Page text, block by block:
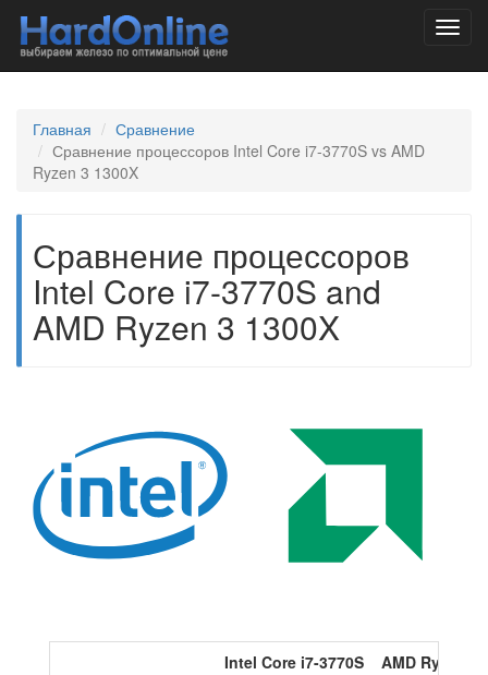
Главная
Сравнение
Сравнение процессоров Intel Core i7-3770S vs AMD
Ryzen 3 1300X
Сравнение процессоров
Intel Core i7-3770S and
AMD Ryzen 3 1300X
Intel Core i7-3770S
AMD Ryzen 3